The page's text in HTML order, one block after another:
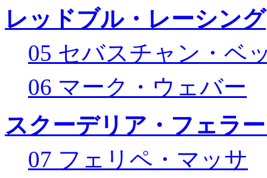
レッドブル・レーシング
05 セバスチャン・ベ
06 マーク・ウェバー
スクーデリア・フェラ
07 フェリペ・マッサ